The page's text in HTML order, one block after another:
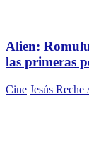
Alien:
las primeras
Cine Jesús Reche